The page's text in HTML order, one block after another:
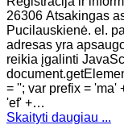
26306 Atsakingas
Pucilauskienė. el.
adresas yra
reikia įgalinti
= ''; var prefix = 'ma'
'ef' +…
Skaityti daugiau ...